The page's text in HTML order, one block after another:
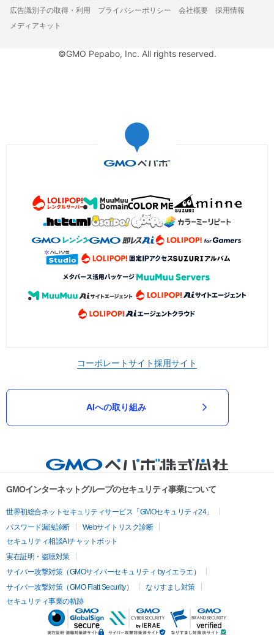
広告識別子の取得・利用
プライバシーポリシー 会社概要
採用情報
メディアキット
©GMO Pepabo, Inc. All rights reserved.
コーポレートサイト採用サイト
AIへの取り組み
GMOインターネットグループのセキュリティ事業について
世界初総合ネットセキュリティサービス「GMOセキュリティ24」
パスワード漏洩診断
Webサイトリスク診断
セキュリティ相談AIチャットボット
実在証明・盗聴対策
サイバー攻撃対策（GMOサイバーセキュリティ byイエラエ）
サイバー攻撃対策（GMO Flatt Security）
なりすまし対策
セキュリティ事業の軌跡